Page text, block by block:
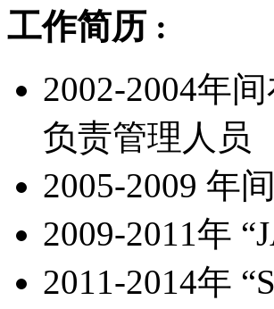
工作简历 :
2002-2004年
负责管理人员
2005-2009 年
2009-2011年
2011-2014年